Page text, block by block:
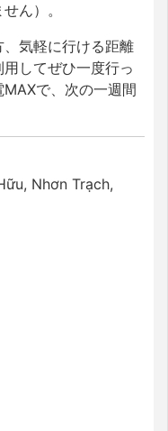
ん）。
気軽に行ける距離
してぜひ一度行っ
で、次の一週間
Nhơn Trạch,